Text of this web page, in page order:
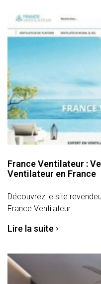
France Ventilateur :
Ventilateur en France
Découvrez le site
France Ventilateur
Lire la suite